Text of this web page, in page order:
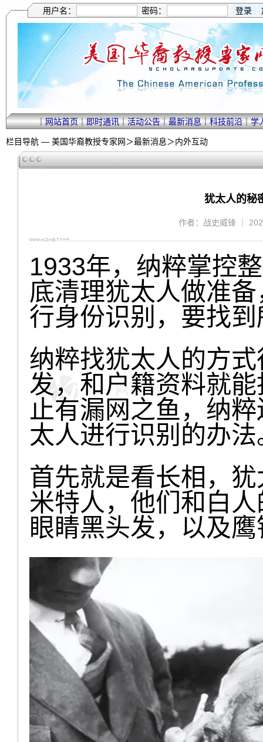
用户名： 密码：
｜网站首页｜即时通讯｜活动公告｜最新消息｜科技前沿｜学
栏目导航 — 美国华裔教授专家网＞最新消息＞内外互动
犹太人的秘
作者：战史威锋 ｜
1933年，纳粹掌控
底清理犹太人做准
行身份识别，要找
纳粹找犹太人的方
发，和户籍资料就
止有漏网之鱼，纳
太人进行识别的办法
首先就是看长相，
米特人，他们和白
眼睛黑头发，以及